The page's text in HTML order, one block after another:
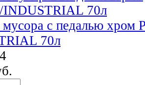
мусора с педалью хром
70л